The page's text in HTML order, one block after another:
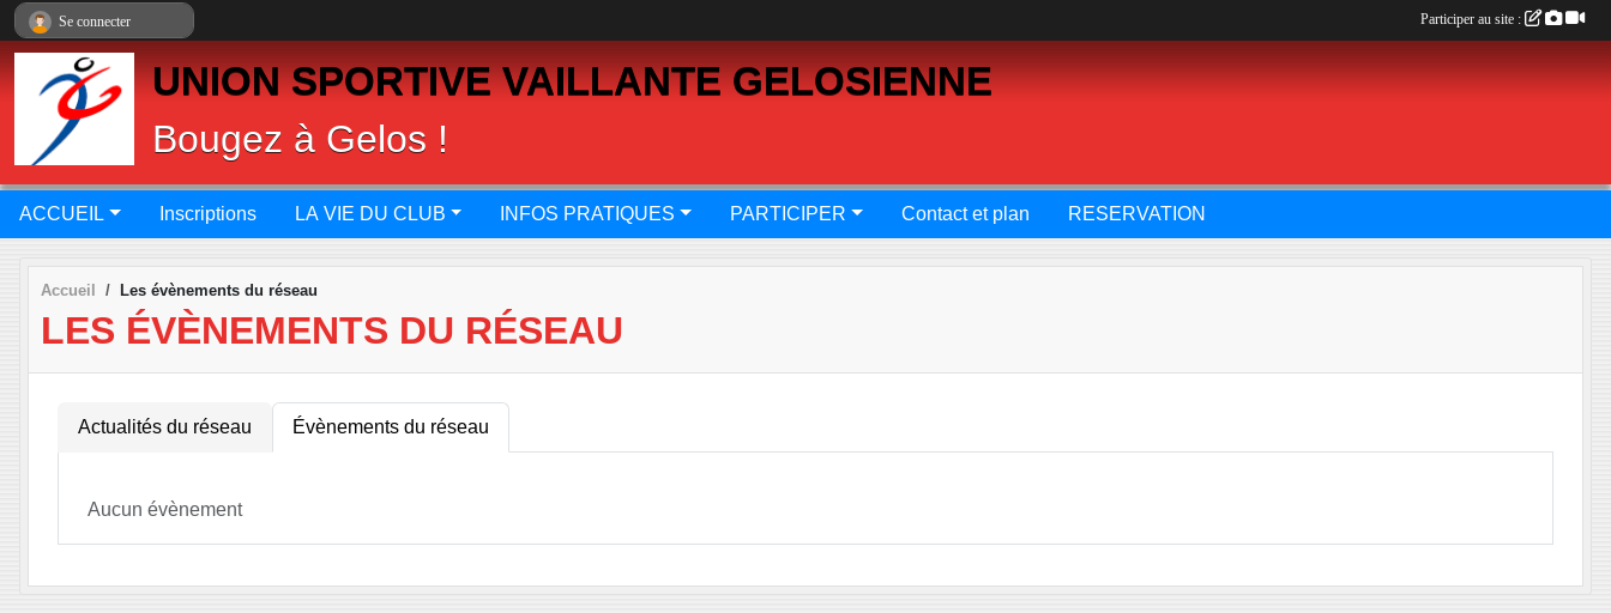
UNION SPORTIVE VAILLANTE GELOSIENNE
Bougez à Gelos !
ACCUEIL Inscriptions LA VIE DU CLUB INFOS PRATIQUES PARTICIPER Contact et plan RESERVATION
Accueil Les évènements du réseau
LES ÉVÈNEMENTS DU RÉSEAU
Actualités du réseau Évènements du réseau
Aucun évènement
Se connecter Participer au site :
Panneau de gestion des cookies